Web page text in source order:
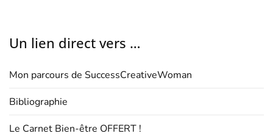
Un lien direct vers …
Mon parcours de SuccessCreativeWoman
Bibliographie
Le Carnet Bien-être OFFERT !